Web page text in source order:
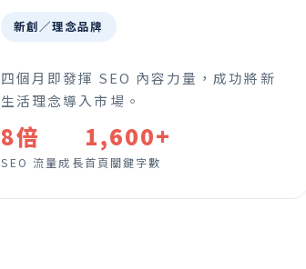
新創／理念品牌
四個月即發揮 SEO 內容力量，成功將新
生活理念導入市場。
8倍
SEO 流量成長
1,600+
首頁關鍵字數